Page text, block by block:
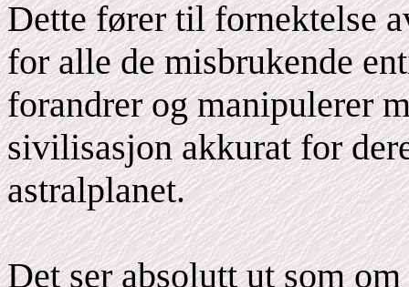
Dette fører til fornektelse
for alle de misbrukende
forandrer og manipulerer
sivilisasjon akkurat for
astralplanet.
Det ser absolutt ut som